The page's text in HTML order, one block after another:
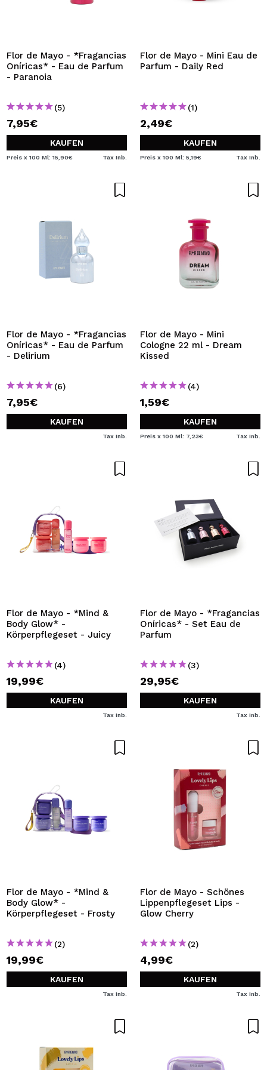
Flor de Mayo - *Fragancias
Oníricas* - Eau de Parfum
- Paranoia
(5)
7,95€
KAUFEN
Preis x 100 Ml: 15,90€ Tax Inb.
Flor de Mayo - Mini Eau de
Parfum - Daily Red
(1)
2,49€
KAUFEN
Preis x 100 Ml: 5,19€ Tax Inb.
Flor de Mayo - *Fragancias
Oníricas* - Eau de Parfum
- Delirium
(6)
7,95€
KAUFEN
Tax Inb.
Flor de Mayo - Mini
Cologne 22 ml - Dream
Kissed
(4)
1,59€
KAUFEN
Preis x 100 Ml: 7,23€ Tax Inb.
Flor de Mayo - *Mind &
Body Glow* -
Körperpflegeset - Juicy
(4)
19,99€
KAUFEN
Tax Inb.
Flor de Mayo - *Fragancias
Oníricas* - Set Eau de
Parfum
(3)
29,95€
KAUFEN
Tax Inb.
Flor de Mayo - *Mind &
Body Glow* -
Körperpflegeset - Frosty
(2)
19,99€
KAUFEN
Tax Inb.
Flor de Mayo - Schönes
Lippenpflegeset Lips -
Glow Cherry
(2)
4,99€
KAUFEN
Tax Inb.